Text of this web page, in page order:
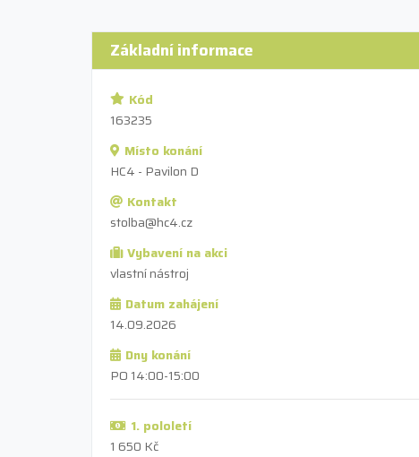
Základní informace
Kód
163235
Místo konání
HC4 - Pavilon D
Kontakt
stolba@hc4.cz
Vybavení na akci
vlastní nástroj
Datum zahájení
14.09.2026
Dny konání
PO 14:00-15:00
1. pololetí
1 650 Kč